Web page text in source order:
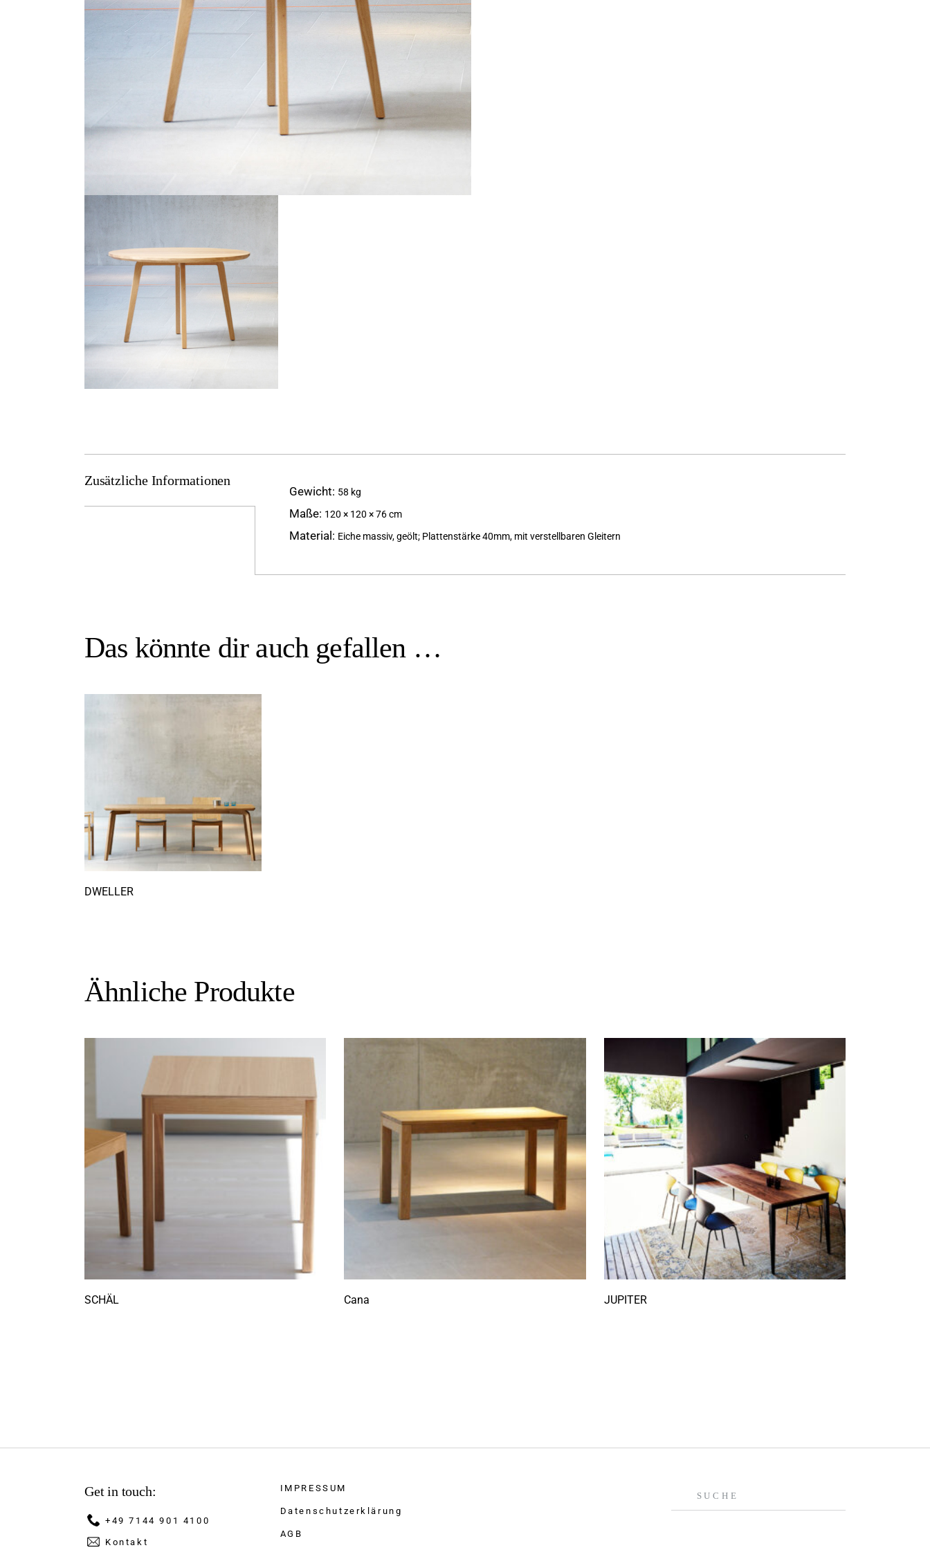
Zusätzliche Informationen
Gewicht 58 kg
Maße 120 × 120 × 76 cm
Material Eiche massiv, geölt; Plattenstärke 40mm, mit verstellbaren Gleitern
Das könnte dir auch gefallen …
DWELLER
Ähnliche Produkte
SCHÄL Cana JUPITER
Get in touch:
+49 7144 901 4100
Kontakt
IMPRESSUM
Datenschutzerklärung
AGB